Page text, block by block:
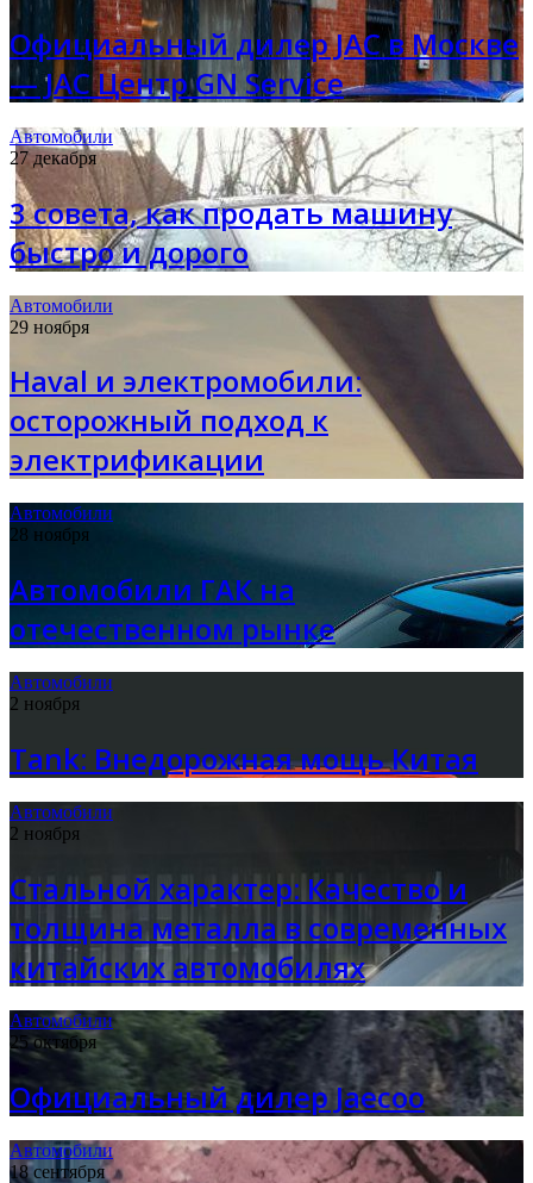
Официальный дилер JAC в Москве
— JAC Центр GN Service
Автомобили
27 декабря
3 совета, как продать машину
быстро и дорого
Автомобили
29 ноября
Haval и электромобили:
осторожный подход к
электрификации
Автомобили
28 ноября
Автомобили ГАК на
отечественном рынке
Автомобили
2 ноября
Tank: Внедорожная мощь Китая
Автомобили
2 ноября
Стальной характер: Качество и
толщина металла в современных
китайских автомобилях
Автомобили
25 октября
Официальный дилер Jaecoo
Автомобили
18 сентября